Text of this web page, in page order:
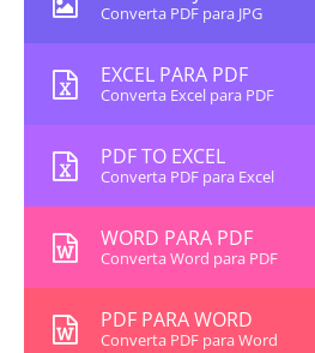
Converta PDF para JPG
EXCEL PARA PDF
Converta Excel para PDF
PDF TO EXCEL
Converta PDF para Excel
WORD PARA PDF
Converta Word para PDF
PDF PARA WORD
Converta PDF para Word